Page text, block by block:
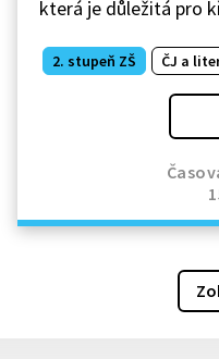
která je důležitá pro
2. stupeň ZŠ ČJ a